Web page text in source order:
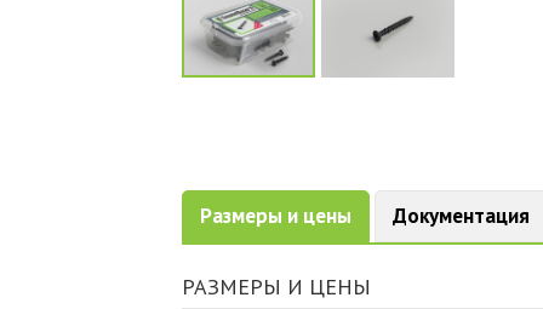
Размеры и цены Документация
РАЗМЕРЫ И ЦЕНЫ